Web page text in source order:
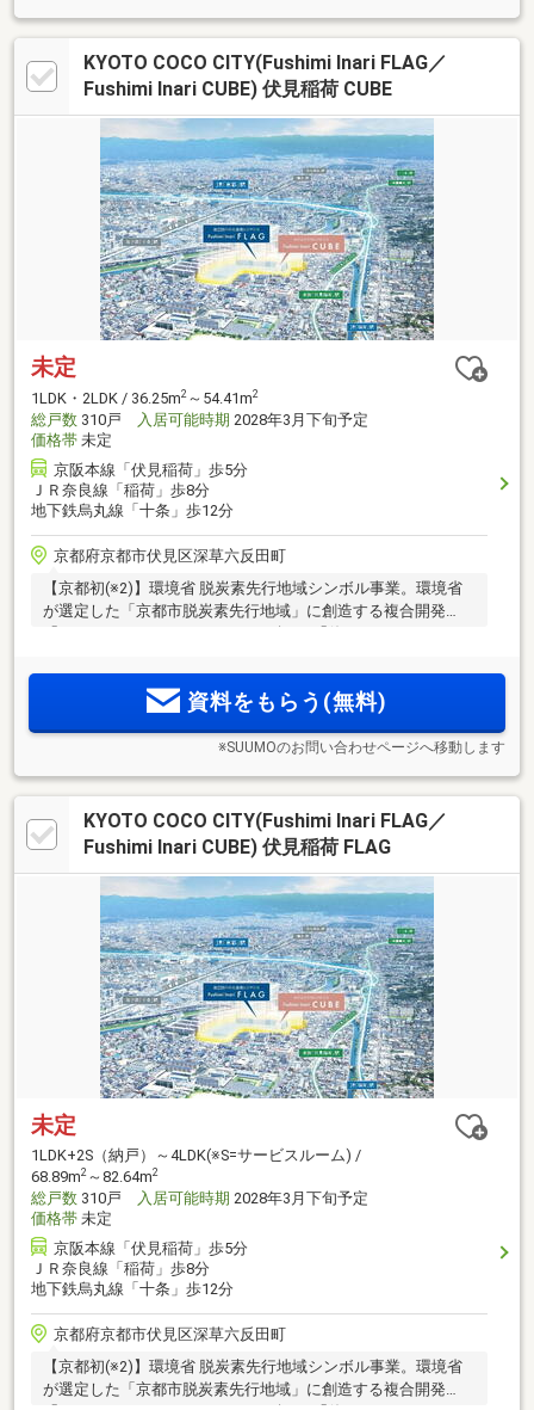
KYOTO COCO CITY(Fushimi Inari FLAG／
Fushimi Inari CUBE) 伏見稲荷 CUBE
未定
1LDK・2LDK / 36.25m2 ～54.41m2
総戸数 310戸 入居可能時期 2028年3月下旬予定
価格帯 未定
京阪本線「伏見稲荷」歩5分
ＪＲ奈良線「稲荷」歩8分
地下鉄烏丸線「十条」歩12分
京都府京都市伏見区深草六反田町
【京都初(※2)】環境省 脱炭素先行地域シンボル事業。環境省
が選定した「京都市脱炭素先行地域」に創造する複合開発
の大規模レジデンス＜FLAG＞、安心の邸宅性能・上質志向の
ホテルライクレジデンス＜CUBE＞資料をもらう(無料)
※SUUMOのお問い合わせページへ移動します
KYOTO COCO CITY(Fushimi Inari FLAG／
Fushimi Inari CUBE) 伏見稲荷 FLAG
未定
1LDK+2S（納戸）～4LDK(※S=サービスルーム) /
68.89m2 ～82.64m2
総戸数 310戸 入居可能時期 2028年3月下旬予定
価格帯 未定
京阪本線「伏見稲荷」歩5分
ＪＲ奈良線「稲荷」歩8分
地下鉄烏丸線「十条」歩12分
京都府京都市伏見区深草六反田町
【京都初(※2)】環境省 脱炭素先行地域シンボル事業。環境省
が選定した「京都市脱炭素先行地域」に創造する複合開発